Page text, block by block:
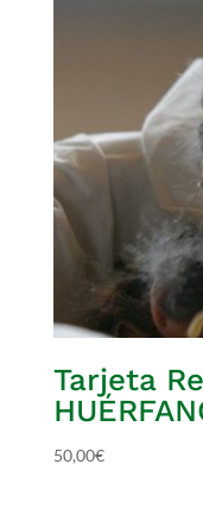
Tarjeta
50,00€